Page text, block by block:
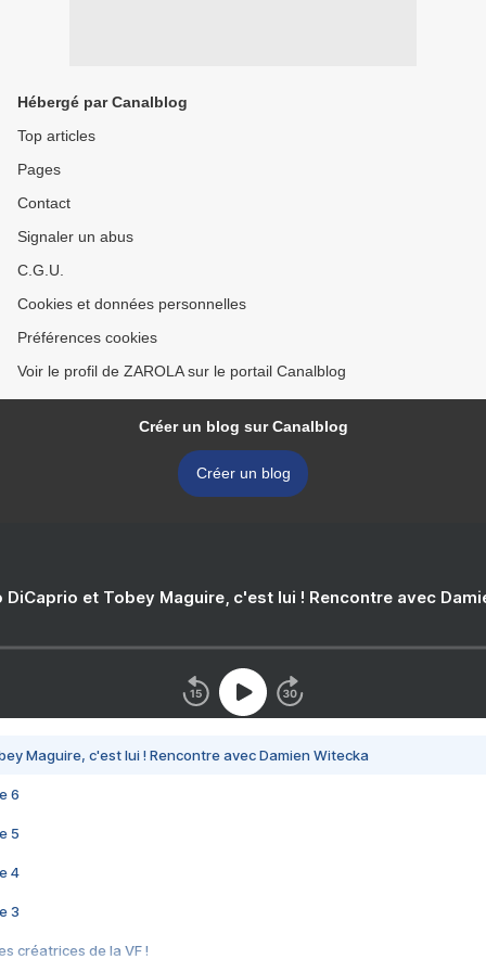
Hébergé par Canalblog
Top articles
Pages
Contact
Signaler un abus
C.G.U.
Cookies et données personnelles
Préférences cookies
Voir le profil de ZAROLA sur le portail Canalblog
Créer un blog sur Canalblog
Créer un blog
DiCaprio et Tobey Maguire, c'est lui ! Rencontre avec
Maguire, c'est lui ! Rencontre avec Damien Witecka
6
5
4
3
créatrices de la VF !